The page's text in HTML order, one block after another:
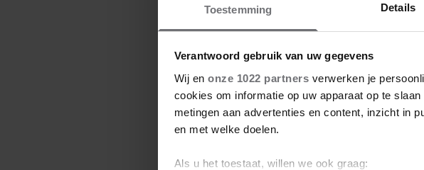
Toestemming Details
Verantwoord gebruik van uw gegevens
Wij en onze 1022 partners verwerken je
cookies om informatie op uw apparaat op te
metingen aan advertenties en content, inzicht in
en met welke doelen.
Als u het toestaat, willen we ook graag: